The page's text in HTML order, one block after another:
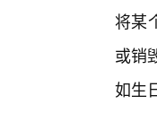
将某
或销
如生